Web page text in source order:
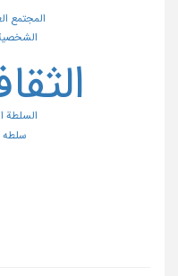
السلطة
المجتمع
سلطه